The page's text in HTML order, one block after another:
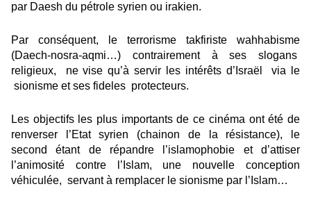
par Daesh du pétrole syrien ou irakien.
Par conséquent, le terrorisme takfiriste wahhabisme
(Daech-nosra-aqmi…) contrairement à ses slogans
religieux, ne vise qu’à servir les intérêts d’Israël via le
sionisme et ses fideles protecteurs.
Les objectifs les plus importants de ce cinéma ont été de
renverser l’Etat syrien (chainon de la résistance), le
second étant de répandre l’islamophobie et d’attiser
l’animosité contre l’Islam, une nouvelle conception
véhiculée, servant à remplacer le sionisme par l’Islam…